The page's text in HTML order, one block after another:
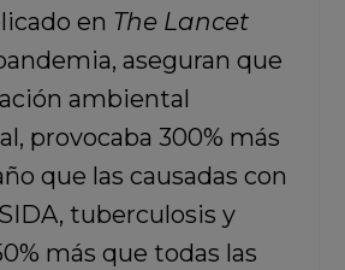
en The Lancet
aseguran que
ambiental
provocaba 300% más
que las causadas con
tuberculosis y
más que todas las